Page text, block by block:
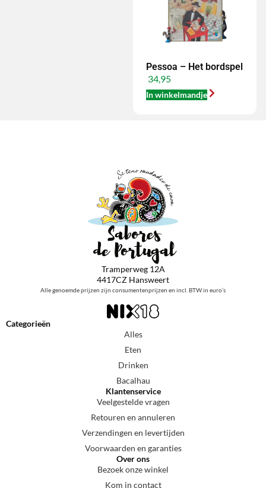
Pessoa – Het bordspel
34,95
In winkelmandje
Tramperweg 12A
4417CZ Hansweert
Alle genoemde prijzen zijn consumentenprijzen en incl. BTW in euro’s
Categorieën
Alles
Eten
Drinken
Bacalhau
Klantenservice
Veelgestelde vragen
Retouren en annuleren
Verzendingen en levertijden
Voorwaarden en garanties
Over ons
Bezoek onze winkel
Kom in contact